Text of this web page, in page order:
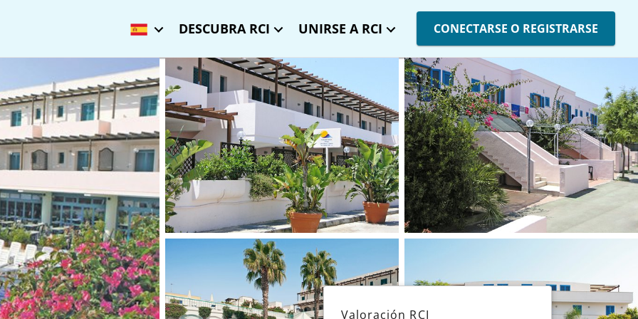
DESCUBRA RCI UNIRSE A RCI CONECTARSE O REGISTRARSE
Valoración RCI